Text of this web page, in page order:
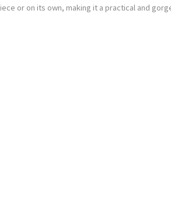
or on its own, making it a practical and